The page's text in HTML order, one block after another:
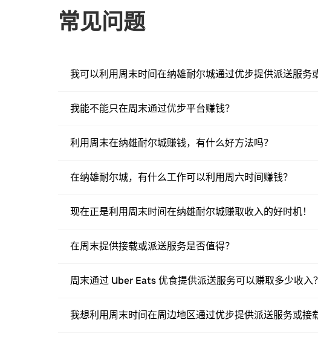
常见问题
我可以利用周末时间在纳雄耐尔城通过优步提供派送服务
我能不能只在周末通过优步平台赚钱？
利用周末在纳雄耐尔城赚钱，有什么好方法吗？
在纳雄耐尔城，有什么工作可以利用周六时间赚钱？
现在正是利用周末时间在纳雄耐尔城赚取收入的好时机！
在周末提供接载或派送服务是否值得？
周末通过 Uber Eats 优食提供派送服务可以赚取多少收入？
我想利用周末时间在周边地区通过优步提供派送服务或接